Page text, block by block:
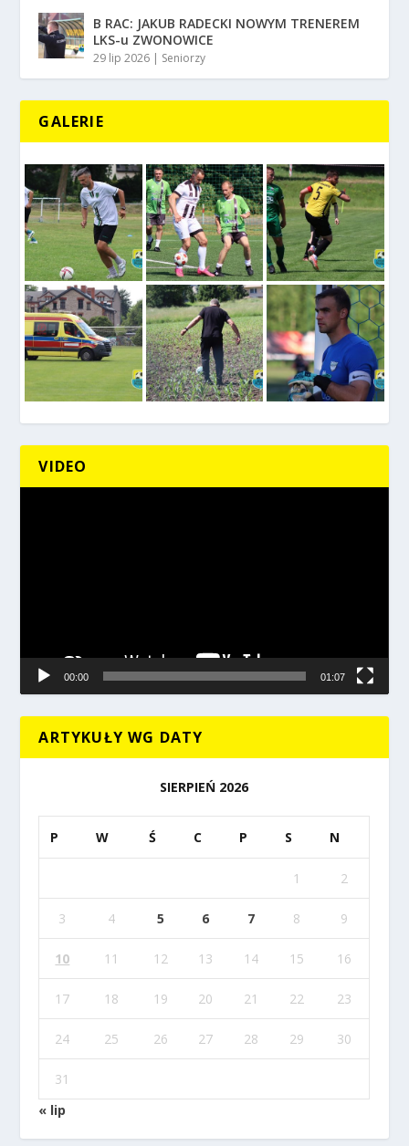
B RAC: JAKUB RADECKI NOWYM TRENEREM
LKS-u ZWONOWICE
29 lip 2026 | Seniorzy
GALERIE
VIDEO
00:00 01:07
ARTYKUŁY WG DATY
SIERPIEŃ 2026
P W Ś C P S N
1 2
3 4 5 6 7 8 9
10 11 12 13 14 15 16
17 18 19 20 21 22 23
24 25 26 27 28 29 30
31
« lip